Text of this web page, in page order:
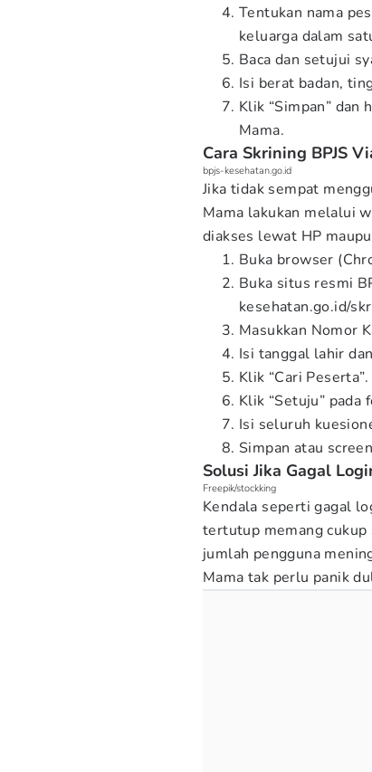
Tentukan nama
keluarga dalam
Baca dan setujui
Isi berat badan,
Klik “Simpan”
Mama.
Cara Skrining BPJS
bpjs-kesehatan.go.id
Jika tidak sempat
Mama lakukan melalui
diakses lewat HP
Buka browser
Buka situs resmi
kesehatan.go.id/
Masukkan Nomor
Isi tanggal lahir
Klik “Cari Peserta”.
Klik “Setuju”
Isi seluruh
Simpan atau
Solusi Jika Gagal
Freepik/stockking
Kendala seperti gagal
tertutup memang
jumlah pengguna
Mama tak perlu panik